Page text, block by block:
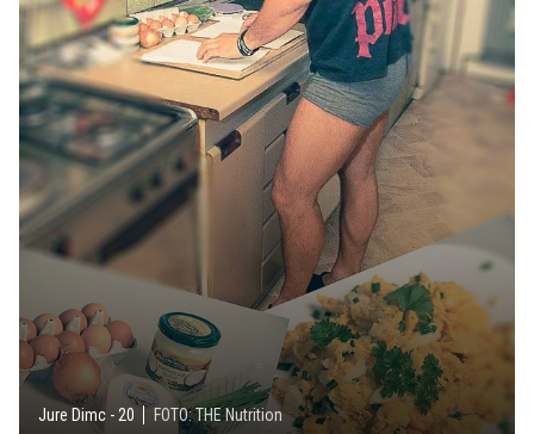
Jure Dimc - 20 FOTO: THE Nutrition